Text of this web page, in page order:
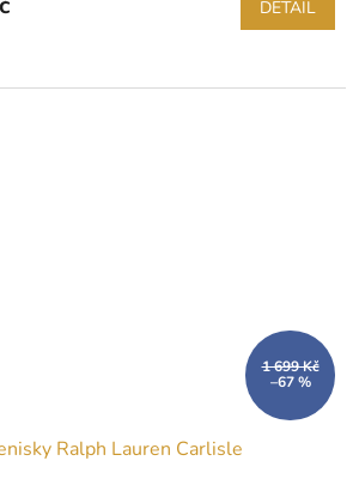
DETAIL
1 699 Kč
–67 %
Ralph Lauren Carlisle